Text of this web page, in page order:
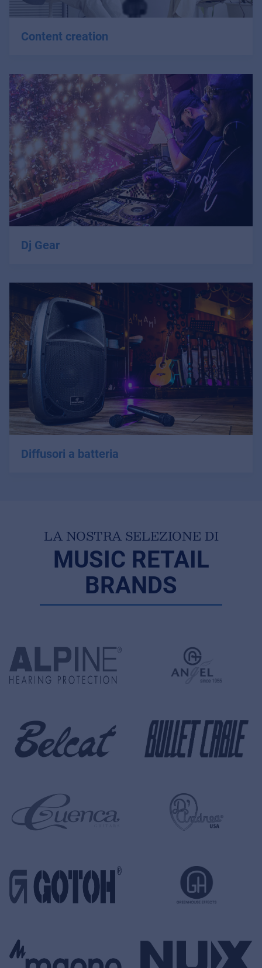
Music Retail
Store locator
Content creation
Dj Gear
Diffusori a batteria
LA NOSTRA SELEZIONE DI
MUSIC RETAIL
BRANDS